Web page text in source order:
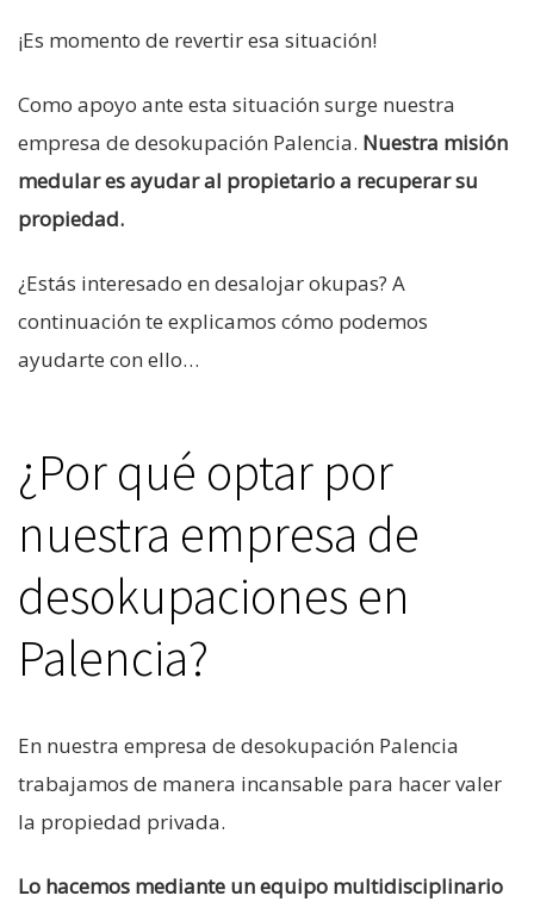
¡Es momento de revertir esa situación!
Como apoyo ante esta situación surge nuestra
empresa de desokupación Palencia. Nuestra misión
medular es ayudar al propietario a recuperar su
propiedad.
¿Estás interesado en desalojar okupas? A
continuación te explicamos cómo podemos
ayudarte con ello…
¿Por qué optar por
nuestra empresa de
desokupaciones en
Palencia?
En nuestra empresa de desokupación Palencia
trabajamos de manera incansable para hacer valer
la propiedad privada.
Lo hacemos mediante un equipo multidisciplinario